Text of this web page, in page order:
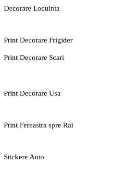
Decorare Locuinta
Print Decorare Frigider
Print Decorare Scari
Print Decorare Usa
Print Fereastra spre Rai
Stickere Auto